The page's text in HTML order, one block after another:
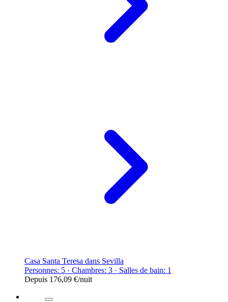
Casa Santa Teresa dans Sevilla
Personnes: 5 · Chambres: 3 · Salles de bain: 1
Depuis 176,09 €/nuit